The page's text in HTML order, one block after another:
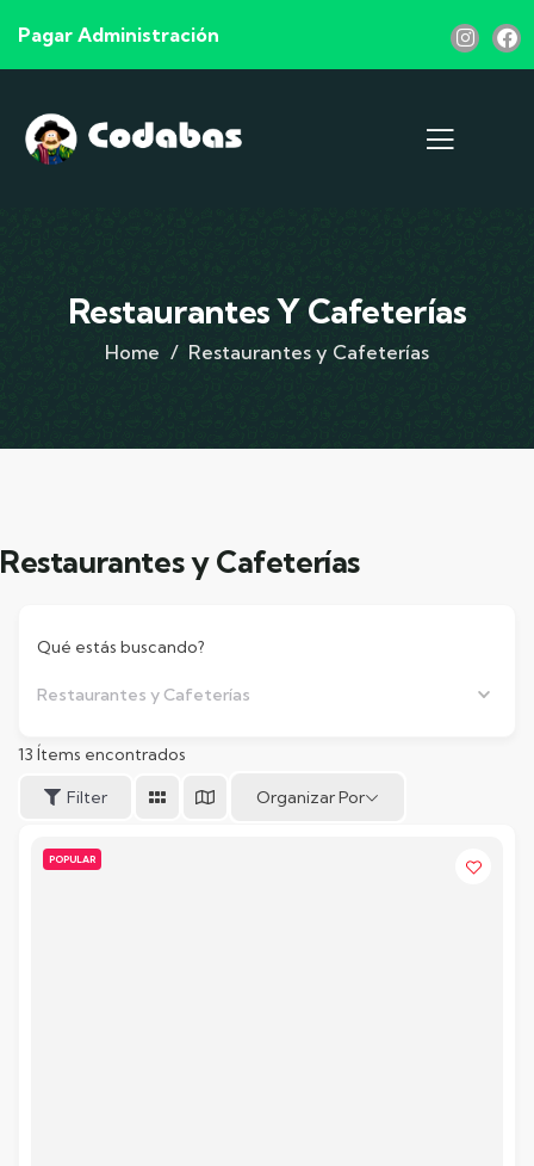
Pagar Administración
Restaurantes Y Cafeterías
Home Restaurantes y Cafeterías
Restaurantes y Cafeterías
Qué estás buscando?
Restaurantes y Cafeterías
13 Ítems encontrados
Filter
Organizar Por
POPULAR